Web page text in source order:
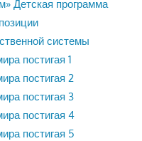
Детская программа
системы
постигая 1
постигая 2
постигая 3
постигая 4
постигая 5